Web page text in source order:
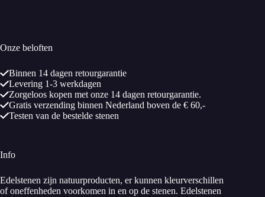
Onze beloften
Binnen 14 dagen retourgarantie
Levering 1-3 werkdagen
Zorgeloos kopen met onze 14 dagen retourgarantie.
Gratis verzending binnen Nederland boven de € 60,-
Testen van de bestelde stenen
Info
Edelstenen zijn natuurproducten, er kunnen kleurverschillen
of oneffenheden voorkomen in en op de stenen. Edelstenen